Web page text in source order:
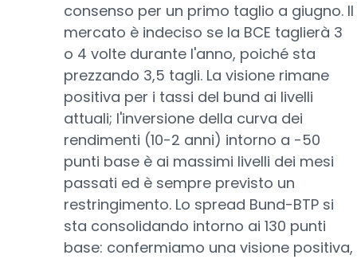
consenso per un primo taglio a giugno. Il
mercato è indeciso se la BCE taglierà 3
o 4 volte durante l'anno, poiché sta
prezzando 3,5 tagli. La visione rimane
positiva per i tassi del bund ai livelli
attuali; l'inversione della curva dei
rendimenti (10-2 anni) intorno a -50
punti base è ai massimi livelli dei mesi
passati ed è sempre previsto un
restringimento. Lo spread Bund-BTP si
sta consolidando intorno ai 130 punti
base: confermiamo una visione positiva,